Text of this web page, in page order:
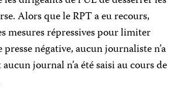
Alors que le RPT a eu recours,
mesures répressives pour limiter
négative, aucun journaliste n’a
journal n’a été saisi au cours de